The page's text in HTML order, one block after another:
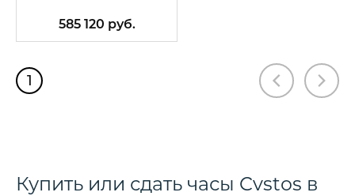
585 120 руб.
1
Купить или сдать часы Cvstos в